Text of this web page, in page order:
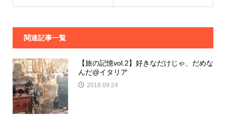
関連記事一覧
【旅の記憶vol.2】好きなだけじゃ、だめな
んだ@イタリア
2018.09.24